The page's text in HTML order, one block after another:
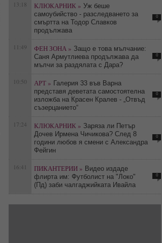
13:18 КЛЮКАРНИК » Уж беше
самоубийство - разследването за
смъртта на Тодор Славков
продължава
0
11:49 ФЕН ЗОНА » Защо е това мълчание:
Саня Армутлиева продължава да
мълчи за раздялата с Дара?
0
10:50 АРТ » Галерия 33 във Варна
представя деветата самостоятелна
изложба на Красен Кралев - „Отвъд
съзерцанието“
0
17:24 КЛЮКАРНИК » Заряза ли Петър
Дочев Ирмена Чичикова? След 8
години любов я смени с Александра
Фейгин
0
16:41 ПИКАНТЕРИИ » Видео издаде
флирта им: Футболист на "Локо"
(Пд) заби чалгаджийката Ивайла
0